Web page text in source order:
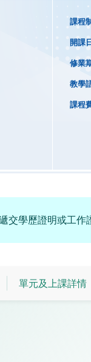
課程
開課
修業
教學
課程
交學歷證明或工作
單元及上課詳情